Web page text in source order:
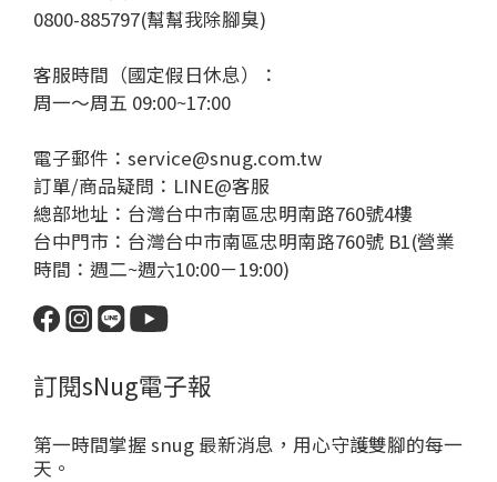
0800-885797(幫幫我除腳臭)
客服時間（國定假日休息）：
周一～周五 09:00~17:00
電子郵件：service@snug.com.tw
訂單/商品疑問： LINE@客服
總部地址：台灣台中市南區忠明南路760號4樓
台中門市：台灣台中市南區忠明南路760號 B1(營業
時間：週二~週六10:00－19:00)
訂閱sNug電子報
第一時間掌握 snug 最新消息，用心守護雙腳的每一
天。